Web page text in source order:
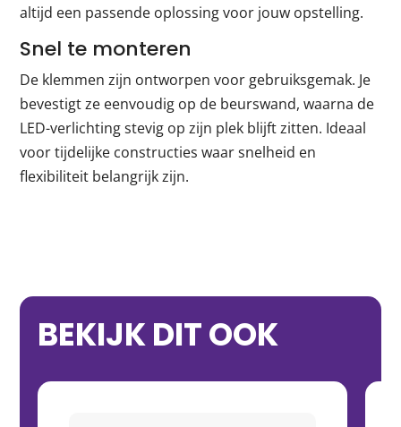
altijd een passende oplossing voor jouw opstelling.
Snel te monteren
De klemmen zijn ontworpen voor gebruiksgemak. Je
bevestigt ze eenvoudig op de beurswand, waarna de
LED-verlichting stevig op zijn plek blijft zitten. Ideaal
voor tijdelijke constructies waar snelheid en
flexibiliteit belangrijk zijn.
BEKIJK DIT OOK